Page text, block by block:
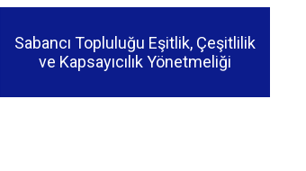
Sabancı Topluluğu Eşitlik, Çeşitlilik
ve Kapsayıcılık Yönetmeliği